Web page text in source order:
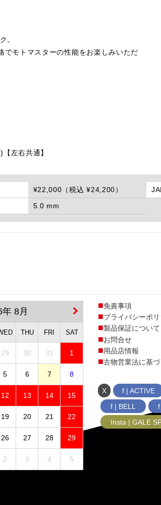
。
モトマスターの性能をお楽しみいただ
左右共通】
¥22,000（税込 ¥24,200）
5.0 mm
8月
THU FRI SAT
29 30 31 1
5 6 7 8
12 13 14 15
19 20 21 22
26 27 28 29
2 3 4 5
免責事項
プライバシーポ
製品保証について
お問合せ
用品店情報
古物営業法に基
X
f | ACTIVE
f | BELL
Insta | GALE